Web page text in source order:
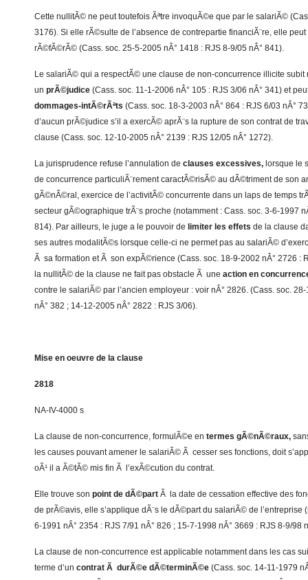
Cette nullitÃ© ne peut toutefois Ãªtre invoquÃ©e que par le salariÃ©
3176). Si elle rÃ©sulte de l’absence de contrepartie financiÃ¨re, elle
rÃ©fÃ©rÃ© (Cass. soc. 25-5-2005 nÂ° 1418 : RJS 8-9/05 nÂ° 841).
Le salariÃ© qui a respectÃ© une clause de non-concurrence illicite
un prÃ©judice (Cass. soc. 11-1-2006 nÂ° 105 : RJS 3/06 nÂ° 341) et
dommages-intÃ©rÃªts (Cass. soc. 18-3-2003 nÂ° 864 : RJS 6/03 nÂ°
d’aucun prÃ©judice s’il a exercÃ© aprÃ¨s la rupture de son contrat de
clause (Cass. soc. 12-10-2005 nÂ° 2139 : RJS 12/05 nÂ° 1272).
La jurisprudence refuse l’annulation de clauses excessives, lorsque le
de concurrence particuliÃ¨rement caractÃ©risÃ© au dÃ©triment de son
gÃ©nÃ©ral, exercice de l’activitÃ© concurrente dans un laps de temps
secteur gÃ©ographique trÃ¨s proche (notamment : Cass. soc. 3-6-1997
814). Par ailleurs, le juge a le pouvoir de limiter les effets de la clause
ses autres modalitÃ©s lorsque celle-ci ne permet pas au salariÃ©
Ã sa formation et Ã son expÃ©rience (Cass. soc. 18-9-2002 nÂ° 2726 :
la nullitÃ© de la clause ne fait pas obstacle Ã une action en
contre le salariÃ© par l’ancien employeur : voir nÂ° 2826. (Cass. soc.
nÂ° 382 ; 14-12-2005 nÂ° 2822 : RJS 3/06).
Mise en oeuvre de la clause
2818
NA-IV-4000 s
La clause de non-concurrence, formulÃ©e en termes gÃ©nÃ©raux,
les causes pouvant amener le salariÃ© Ã cesser ses fonctions, doit
oÃ¹ il a Ã©tÃ© mis fin Ã l’exÃ©cution du contrat.
Elle trouve son point de dÃ©part Ã la date de cessation effective des
de prÃ©avis, elle s’applique dÃ¨s le dÃ©part du salariÃ© de l’entreprise
6-1991 nÂ° 2354 : RJS 7/91 nÂ° 826 ; 15-7-1998 nÂ° 3669 : RJS 8-9/98
La clause de non-concurrence est applicable notamment dans les cas
terme d’un contrat Ã durÃ©e dÃ©terminÃ©e (Cass. soc. 14-11-1979